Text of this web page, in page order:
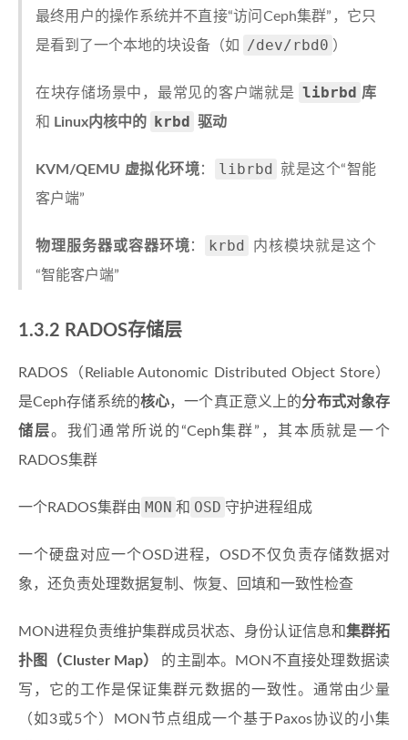
最终用户的操作系统并不直接“访问Ceph集群”，它只
是看到了一个本地的块设备（如
/dev/rbd0 ）
在块存储场景中，最常见的客户端就是 librbd 库
和
Linux内核中的 krbd 驱动
KVM/QEMU 虚拟化环境： librbd
就是这个“智能
客户端”
物理服务器或容器环境： krbd
内核模块就是这个
“智能客户端”
1.3.2 RADOS存储层
RADOS（Reliable Autonomic Distributed Object Store）
是Ceph存储系统的核心，一个真正意义上的分布式对象存
储层。我们通常所说的“Ceph集群”，其本质就是一个
RADOS集群
一个RADOS集群由 MON 和 OSD 守护进程组成
一个硬盘对应一个OSD进程，OSD不仅负责存储数据对
象，还负责处理数据复制、恢复、回填和一致性检查
MON进程负责维护集群成员状态、身份认证信息和集群拓
扑图（Cluster Map）
的主副本。MON不直接处理数据读
写，它的工作是保证集群元数据的一致性。通常由少量
（如3或5个）MON节点组成一个基于Paxos协议的小集